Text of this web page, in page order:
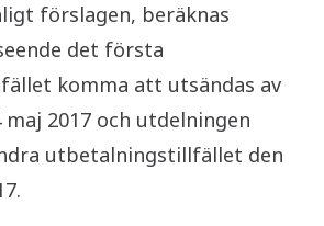
förslagen, beräknas
det första
komma att utsändas av
maj 2017 och utdelningen
utbetalningstillfället den